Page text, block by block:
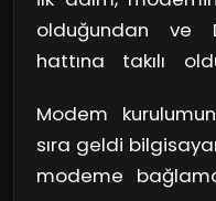
olduğundan ve
hattına takılı
nehir gibi
noktasıdır.
bağlantıyı
Modem
sıra geldi
modeme